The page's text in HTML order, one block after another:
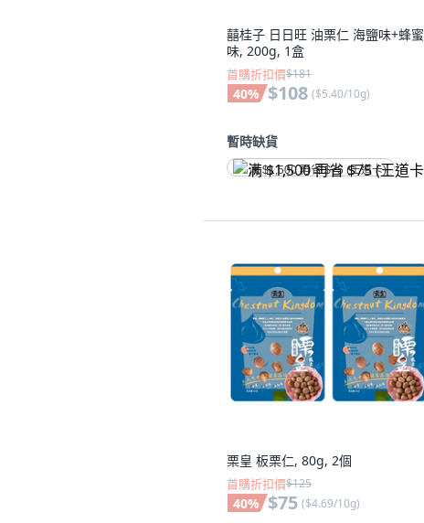
囍桂子 日日旺 油栗仁 海鹽味+蜂蜜
味, 200g, 1盒
首購折扣價$181
40% $108 ($5.40/10g)
暫時缺貨
满 $1,500 再省 $75 (王道卡)
栗皇 板栗仁, 80g, 2個
首購折扣價$125
40% $75 ($4.69/10g)